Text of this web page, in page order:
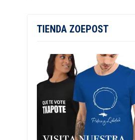
TIENDA ZOEPOST